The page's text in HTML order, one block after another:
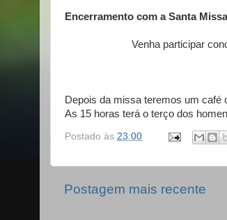
Encerramento com a Santa
Venha participar
Depois da missa teremos um café
As 15 horas terá o terço dos
Postado às 23:00
Postagem mais recente